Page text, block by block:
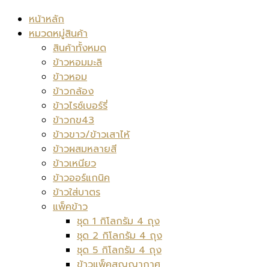
หน้าหลัก
หมวดหมู่สินค้า
สินค้าทั้งหมด
ข้าวหอมมะลิ
ข้าวหอม
ข้าวกล้อง
ข้าวไรซ์เบอร์รี่
ข้าวกข43
ข้าวขาว/ข้าวเสาไห้
ข้าวผสมหลายสี
ข้าวเหนียว
ข้าวออร์แกนิค
ข้าวใส่บาตร
แพ็คข้าว
ชุด 1 กิโลกรัม 4 ถุง
ชุด 2 กิโลกรัม 4 ถุง
ชุด 5 กิโลกรัม 4 ถุง